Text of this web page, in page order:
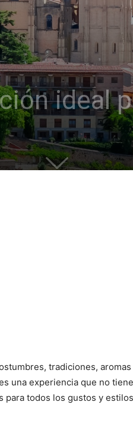
ideal
tradiciones, aromas
una experiencia que no
para todos los gustos y estilos